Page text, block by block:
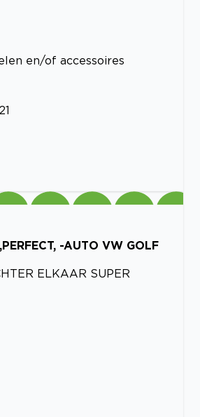
en/of accessoires
-AUTO VW GOLF
ELKAAR SUPER